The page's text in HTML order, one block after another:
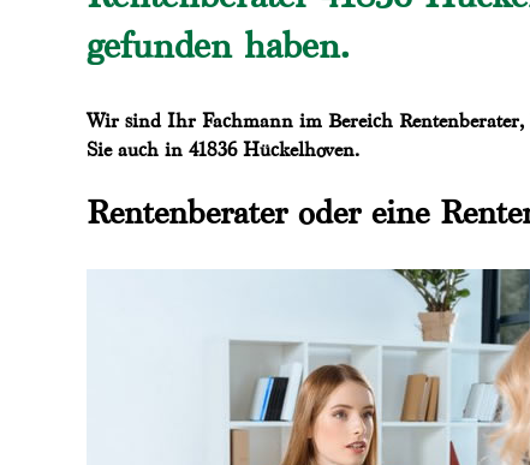
gefunden haben.
Wir sind Ihr Fachmann im Bereich Rentenberater,
Sie auch in 41836 Hückelhoven.
Rentenberater oder eine